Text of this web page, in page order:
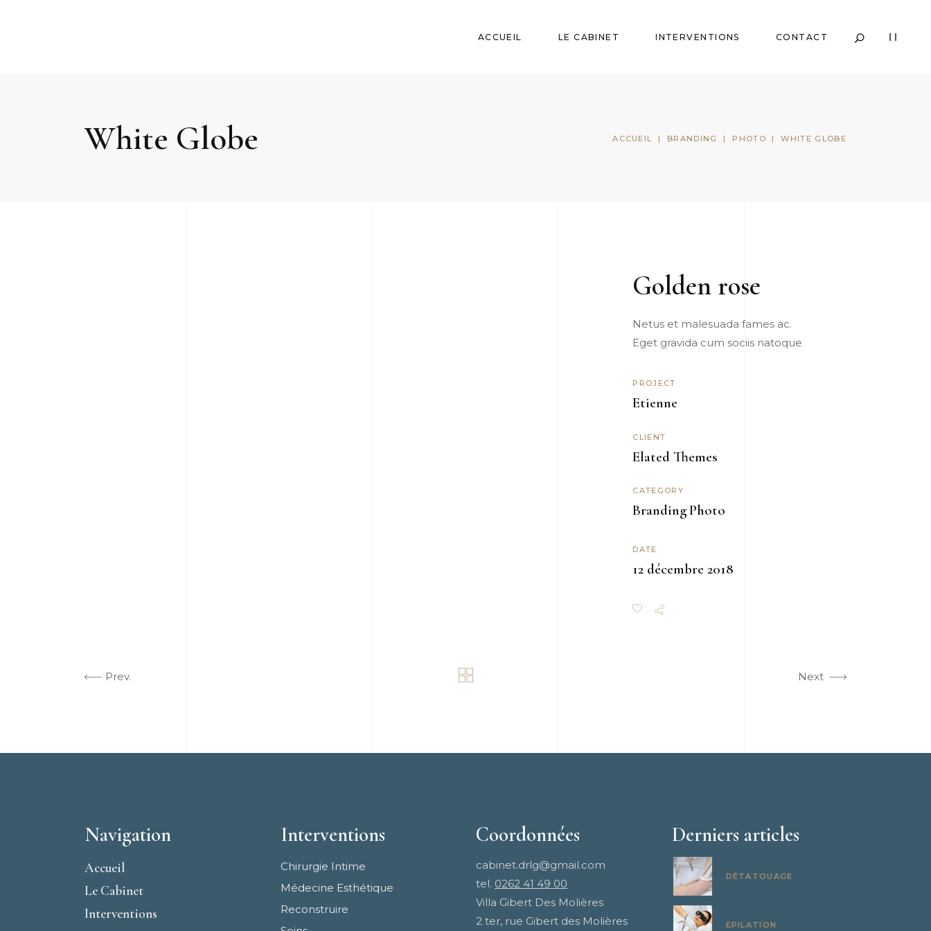
ACCUEIL LE CABINET INTERVENTIONS CONTACT
White Globe ACCUEIL | BRANDING | PHOTO |WHITE GLOBE
Golden rose
Netus et malesuada fames ac.
Eget gravida cum sociis natoque
PROJECT
Etienne
CLIENT
Elated Themes
CATEGORY
BrandingPhoto
DATE
12 décembre 2018
Prev. Next
Navigation
Accueil
Le Cabinet
Interventions
Interventions
Chirurgie Intime
Médecine Esthétique
Reconstruire
Coordonnées
cabinet.drlg@gmail.com
tel. 0262 41 49 00
Villa Gibert Des Molières
2 ter, rue Gibert des Molières
Derniers articles
DÉTATOUAGE
EPILATION